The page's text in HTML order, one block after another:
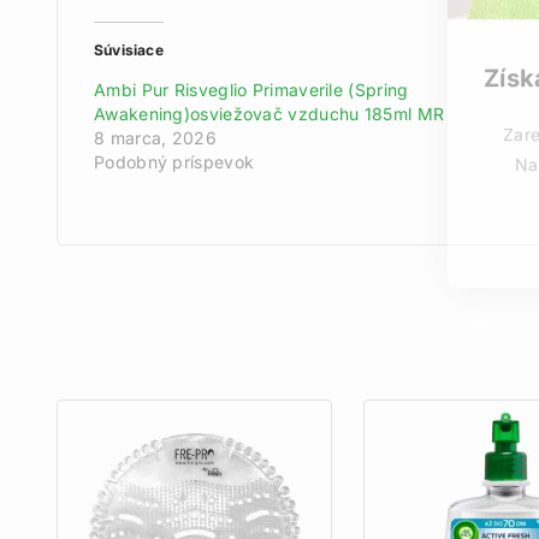
Súvisiace
Ambi Pur Risveglio Primaverile (Spring
Awakening)osviežovač vzduchu 185ml MR
8 marca, 2026
Podobný príspevok